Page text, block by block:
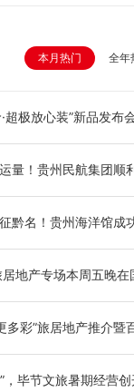
本月热门 全年
超极放心装”新品发布
量！贵州民航集团顺
黔名！贵州海洋馆成
地产专场本周五晚在
多彩”旅居地产推介暨
，毕节文旅暑期经营创